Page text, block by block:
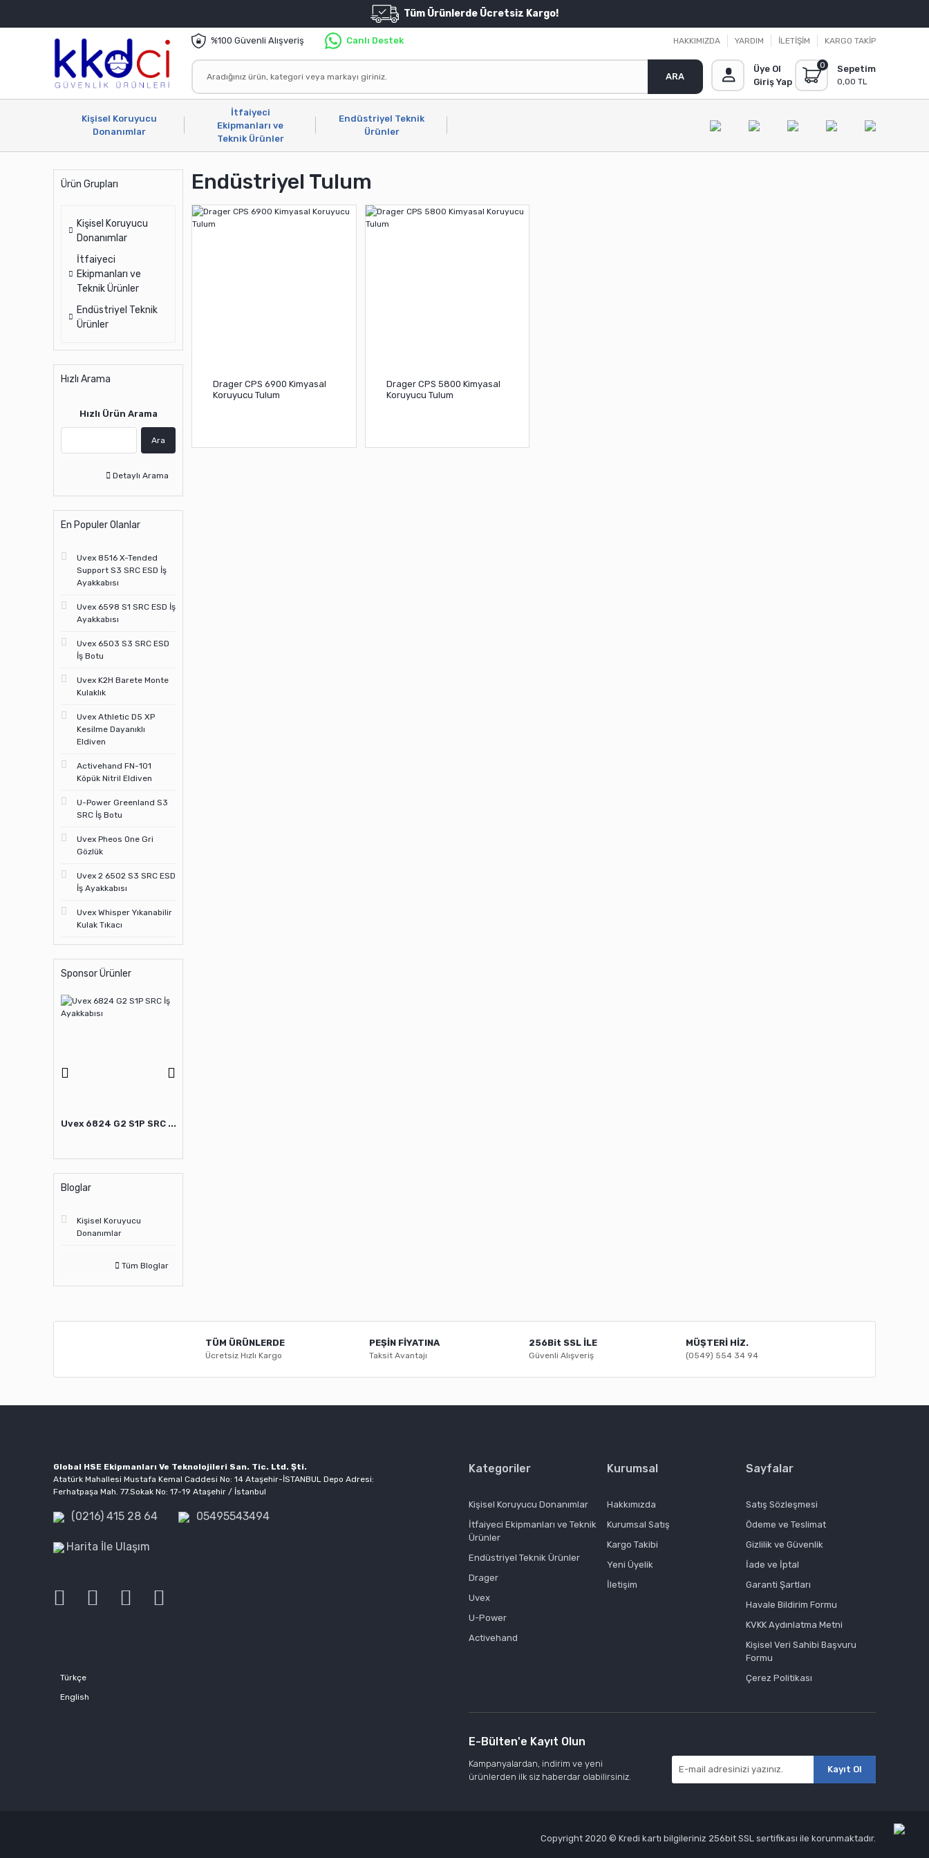
Tüm Ürünlerde Ücretsiz Kargo!
%100 Güvenli Alışveriş Canlı Destek HAKKIMIZDA YARDIM İLETİŞİM KARGO TAKİP
ARA
Üye Ol
Giriş Yap
0 Sepetim
0,00 TL
Kişisel Koruyucu
Donanımlar
İtfaiyeci
Ekipmanları ve
Teknik Ürünler
Endüstriyel Teknik
Ürünler
Ürün Grupları
Kişisel Koruyucu
Donanımlar
İtfaiyeci
Ekipmanları ve
Teknik Ürünler
Endüstriyel Teknik
Ürünler
Hızlı Arama
Hızlı Ürün Arama
Ara
Detaylı Arama
En Populer Olanlar
Uvex 8516 X-Tended
Support S3 SRC ESD İş
Ayakkabısı
Uvex 6598 S1 SRC ESD İş
Ayakkabısı
Uvex 6503 S3 SRC ESD
İş Botu
Uvex K2H Barete Monte
Kulaklık
Uvex Athletic D5 XP
Kesilme Dayanıklı
Eldiven
Activehand FN-101
Köpük Nitril Eldiven
U-Power Greenland S3
SRC İş Botu
Uvex Pheos One Gri
Gözlük
Uvex 2 6502 S3 SRC ESD
İş Ayakkabısı
Uvex Whisper Yıkanabilir
Kulak Tıkacı
Sponsor Ürünler
Uvex 6824 G2 S1P SRC ...
Bloglar
Kişisel Koruyucu
Donanımlar
Tüm Bloglar
Endüstriyel Tulum
Drager CPS 6900 Kimyasal
Koruyucu Tulum
Drager CPS 5800 Kimyasal
Koruyucu Tulum
TÜM ÜRÜNLERDE
Ücretsiz Hızlı Kargo
PEŞİN FİYATINA
Taksit Avantajı
256Bit SSL İLE
Güvenli Alışveriş
MÜŞTERİ HİZ.
(0549) 554 34 94
Global HSE Ekipmanları Ve Teknolojileri San. Tic. Ltd. Şti.
Atatürk Mahallesi Mustafa Kemal Caddesi No: 14 Ataşehir-İSTANBUL Depo Adresi:
Ferhatpaşa Mah. 77.Sokak No: 17-19 Ataşehir / İstanbul
(0216) 415 28 64 05495543494
Harita İle Ulaşım
Türkçe
English
Kategoriler
Kişisel Koruyucu Donanımlar
İtfaiyeci Ekipmanları ve Teknik
Ürünler
Endüstriyel Teknik Ürünler
Drager
Uvex
U-Power
Activehand
Kurumsal
Hakkımızda
Kurumsal Satış
Kargo Takibi
Yeni Üyelik
İletişim
Sayfalar
Satış Sözleşmesi
Ödeme ve Teslimat
Gizlilik ve Güvenlik
İade ve İptal
Garanti Şartları
Havale Bildirim Formu
KVKK Aydınlatma Metni
Kişisel Veri Sahibi Başvuru
Formu
Çerez Politikası
E-Bülten'e Kayıt Olun
Kampanyalardan, indirim ve yeni
ürünlerden ilk siz haberdar olabilirsiniz.
Kayıt Ol
Copyright 2020 © Kredi kartı bilgileriniz 256bit SSL sertifikası ile korunmaktadır.